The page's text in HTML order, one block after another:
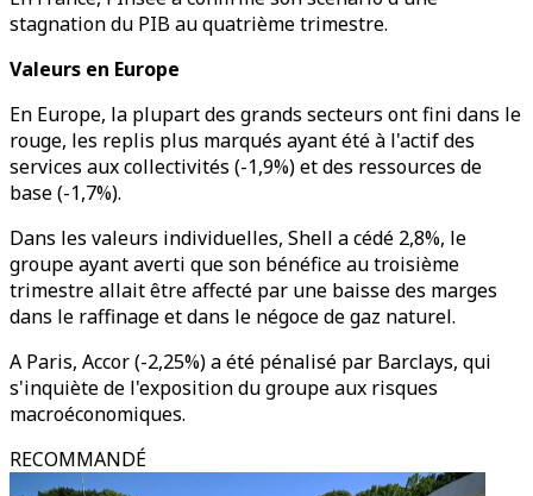
stagnation du PIB au quatrième trimestre.
Valeurs en Europe
En Europe, la plupart des grands secteurs ont fini dans le
rouge, les replis plus marqués ayant été à l'actif des
services aux collectivités (-1,9%) et des ressources de
base (-1,7%).
Dans les valeurs individuelles, Shell a cédé 2,8%, le
groupe ayant averti que son bénéfice au troisième
trimestre allait être affecté par une baisse des marges
dans le raffinage et dans le négoce de gaz naturel.
A Paris, Accor (-2,25%) a été pénalisé par Barclays, qui
s'inquiète de l'exposition du groupe aux risques
macroéconomiques.
RECOMMANDÉ